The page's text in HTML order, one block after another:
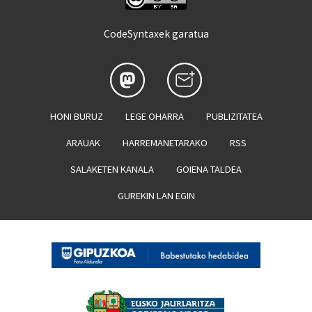
CodeSyntaxek garatua
HONI BURUZ LEGE OHARRA PUBLIZITATEA
ARAUAK HARREMANETARAKO RSS
SALAKETEN KANALA GOIENA TALDEA
GUREKIN LAN EGIN